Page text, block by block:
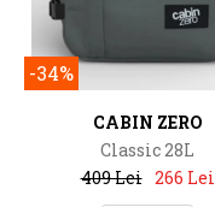
-34%
CABIN ZERO
Classic 28L
409 Lei 266 Lei